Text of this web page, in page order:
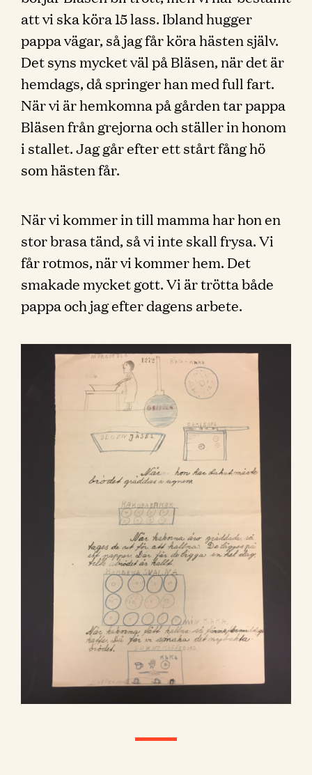
att vi ska köra 15 lass. Ibland hugger
pappa vägar, så jag får köra hästen själv.
Det syns mycket väl på Bläsen, när det är
hemdags, då springer han med full fart.
När vi är hemkomna på gården tar pappa
Bläsen från grejorna och ställer in honom
i stallet. Jag går efter ett stårt fång hö
som hästen får.
När vi kommer in till mamma har hon en
stor brasa tänd, så vi inte skall frysa. Vi
får rotmos, när vi kommer hem. Det
smakade mycket gott. Vi är trötta både
pappa och jag efter dagens arbete.